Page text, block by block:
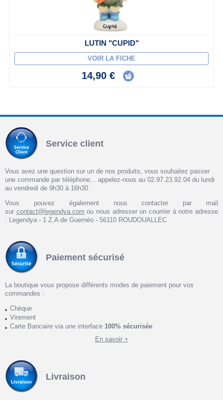
LUTIN "CUPID"
VOIR LA FICHE
14,90 €
Service client
Vous avez une question sur un de nos produits, vous souhaitez passer
une commande par téléphone... appelez-nous au 02.97.23.92.04 du lundi
au vendredi de 9h30 à 16h30
Vous pouvez également nous contacter par mail
sur contact@legendya.com ou nous adresser un courrier à notre adresse
: Legendya - 1 Z.A de Guernéo - 56110 ROUDOUALLEC
Paiement sécurisé
La boutique vous propose différents modes de paiement pour vos
commandes :
Chèque
Virement
Carte Bancaire via une interface 100% sécurisée
En savoir +
Livraison